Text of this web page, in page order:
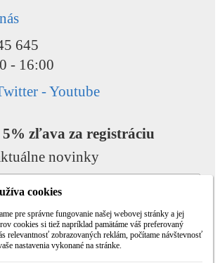
645
- 16:00
- Youtube
5% zľava za registráciu
novinky
Pridať
cookies
pre správne fungovanie našej webovej stránky a jej
cookies si tiež napríklad pamätáme váš preferovaný
relevantnosť zobrazovaných reklám, počítame návštevnosť
nastavenia vykonané na stránke.